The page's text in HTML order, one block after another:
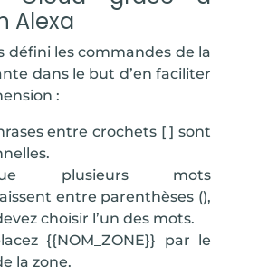
Alexa
défini les commandes de la
dans le but d’en faciliter
:
entre crochets [ ] sont
plusieurs mots
entre parenthèses (),
choisir l’un des mots.
{{NOM_ZONE}} par le
la zone.